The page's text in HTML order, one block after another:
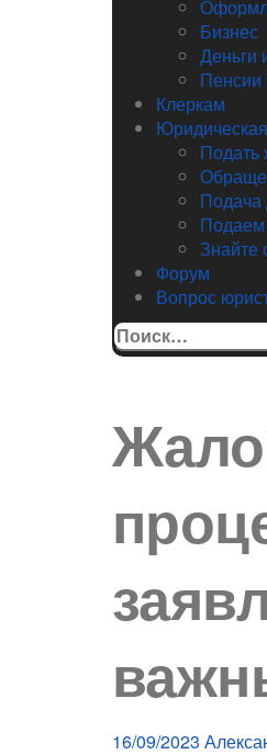
Бизнес
Деньги
Клеркам
Подать
Подача
Знайте
Форум
Вопрос
Найти:
16/09/2023